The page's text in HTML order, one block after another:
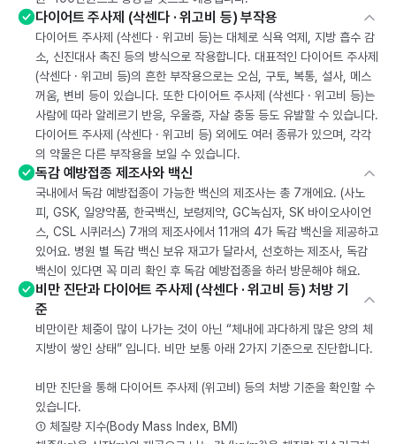
다이어트 주사제 (삭센다 · 위고비 등) 부작용
다이어트 주사제 (삭센다 · 위고비 등)는 대체로 식욕 억제, 지방 흡수 감
소, 신진대사 촉진 등의 방식으로 작용합니다. 대표적인 다이어트 주사제
(삭센다 · 위고비 등)의 흔한 부작용으로는 오심, 구토, 복통, 설사, 메스
꺼움, 변비 등이 있습니다. 또한 다이어트 주사제 (삭센다 · 위고비 등)는
사람에 따라 알레르기 반응, 우울증, 자살 충동 등도 유발할 수 있습니다.
다이어트 주사제 (삭센다 · 위고비 등) 외에도 여러 종류가 있으며, 각각
의 약물은 다른 부작용을 보일 수 있습니다.
독감 예방접종 제조사와 백신
국내에서 독감 예방접종이 가능한 백신의 제조사는 총 7개에요. (사노
피, GSK, 일양약품, 한국백신, 보령제약, GC녹십자, SK 바이오사이언
스, CSL 시퀴러스) 7개의 제조사에서 11개의 4가 독감 백신을 제공하고
있어요. 병원 별 독감 백신 보유 재고가 달라서, 선호하는 제조사, 독감
백신이 있다면 꼭 미리 확인 후 독감 예방접종을 하러 방문해야 해요.
비만 진단과 다이어트 주사제 (삭센다 · 위고비 등) 처방 기
준
비만이란 체중이 많이 나가는 것이 아닌 “체내에 과다하게 많은 양의 체
지방이 쌓인 상태” 입니다. 비만 보통 아래 2가지 기준으로 진단합니다.
비만 진단을 통해 다이어트 주사제 (위고비) 등의 처방 기준을 확인할 수
있습니다.
① 체질량 지수(Body Mass Index, BMI)